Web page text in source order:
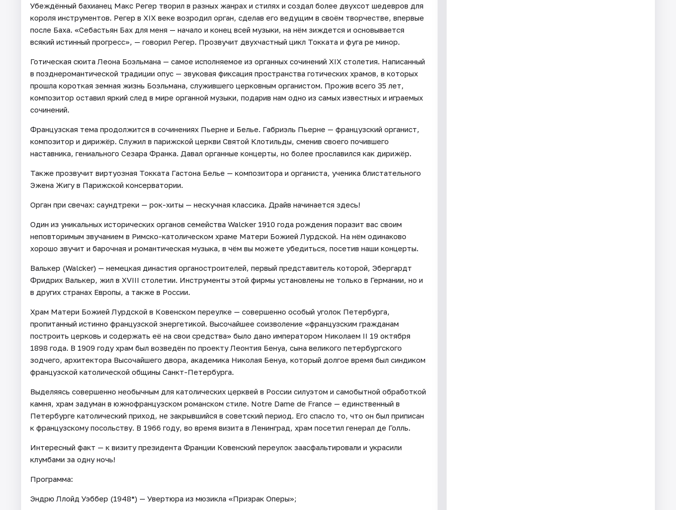
Убеждённый бахианец Макс Регер творил в разных жанрах и стилях и создал более двухсот шедевров для
короля инструментов. Регер в XIX веке возродил орган, сделав его ведущим в своём творчестве, впервые
после Баха. «Себастьян Бах для меня — начало и конец всей музыки, на нём зиждется и основывается
всякий истинный прогресс», — говорил Регер. Прозвучит двухчастный цикл Токката и фуга ре минор.
Готическая сюита Леона Боэльмана — самое исполняемое из органных сочинений XIX столетия. Написанный
в позднеромантической традиции опус — звуковая фиксация пространства готических храмов, в которых
прошла короткая земная жизнь Боэльмана, служившего церковным органистом. Прожив всего 35 лет,
композитор оставил яркий след в мире органной музыки, подарив нам одно из самых известных и играемых
сочинений.
Французская тема продолжится в сочинениях Пьерне и Белье. Габриэль Пьерне — французский органист,
композитор и дирижёр. Служил в парижской церкви Святой Клотильды, сменив своего почившего
наставника, гениального Сезара Франка. Давал органные концерты, но более прославился как дирижёр.
Также прозвучит виртуозная Токката Гастона Белье — композитора и органиста, ученика блистательного
Эжена Жигу в Парижской консерватории.
Орган при свечах: саундтреки — рок-хиты — нескучная классика. Драйв начинается здесь!
Один из уникальных исторических органов семейства Walcker 1910 года рождения поразит вас своим
неповторимым звучанием в Римско-католическом храме Матери Божией Лурдской. На нём одинаково
хорошо звучит и барочная и романтическая музыка, в чём вы можете убедиться, посетив наши концерты.
Валькер (Walcker) — немецкая династия органостроителей, первый представитель которой, Эбергардт
Фридрих Валькер, жил в XVIII столетии. Инструменты этой фирмы установлены не только в Германии, но и
в других странах Европы, а также в России.
Храм Матери Божией Лурдской в Ковенском переулке — совершенно особый уголок Петербурга,
пропитанный истинно французской энергетикой. Высочайшее соизволение «французским гражданам
построить церковь и содержать её на свои средства» было дано императором Николаем II 19 октября
1898 года. В 1909 году храм был возведён по проекту Леонтия Бенуа, сына великого петербургского
зодчего, архитектора Высочайшего двора, академика Николая Бенуа, который долгое время был синдиком
французской католической общины Санкт-Петербурга.
Выделяясь совершенно необычным для католических церквей в России силуэтом и самобытной обработкой
камня, храм задуман в южнофранцузском романском стиле. Notre Dame de France — единственный в
Петербурге католический приход, не закрывшийся в советский период. Его спасло то, что он был приписан
к французскому посольству. В 1966 году, во время визита в Ленинград, храм посетил генерал де Голль.
Интересный факт — к визиту президента Франции Ковенский переулок заасфальтировали и украсили
клумбами за одну ночь!
Программа:
Эндрю Ллойд Уэббер (1948*) — Увертюра из мюзикла «Призрак Оперы»;